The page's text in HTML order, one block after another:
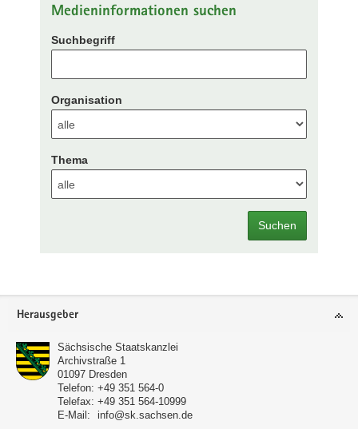
Medieninformationen suchen
Suchbegriff
Organisation
Thema
Suchen
Footer-
Herausgeber
Sächsische Staatskanzlei
Archivstraße 1
01097 Dresden
Telefon: +49 351 564-0
Telefax: +49 351 564-10999
E-Mail:
info@sk.sachsen.de